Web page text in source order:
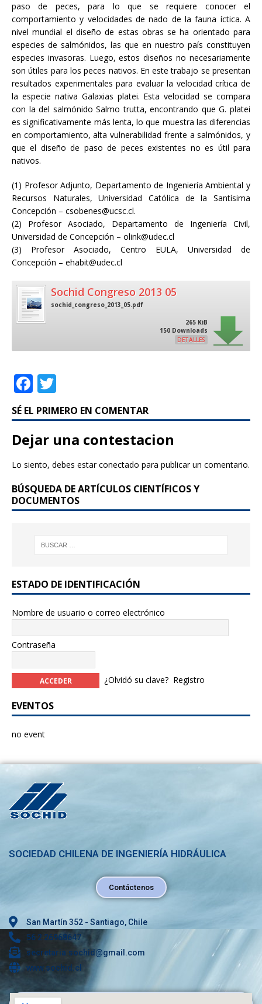
paso de peces, para lo que se requiere conocer el
comportamiento y velocidades de nado de la fauna íctica. A
nivel mundial el diseño de estas obras se ha orientado para
especies de salmónidos, las que en nuestro país constituyen
especies invasoras. Luego, estos diseños no necesariamente
son útiles para los peces nativos. En este trabajo se presentan
resultados experimentales para evaluar la velocidad crítica de
la especie nativa Galaxias platei. Esta velocidad se compara
con la del salmónido Salmo trutta, encontrando que G. platei
es significativamente más lenta, lo que muestra las diferencias
en comportamiento, alta vulnerabilidad frente a salmónidos, y
que el diseño de paso de peces existentes no es útil para
nativos.
(1) Profesor Adjunto, Departamento de Ingeniería Ambiental y
Recursos Naturales, Universidad Católica de la Santísima
Concepción – csobenes@ucsc.cl.
(2) Profesor Asociado, Departamento de Ingeniería Civil,
Universidad de Concepción – olink@udec.cl
(3) Profesor Asociado, Centro EULA, Universidad de
Concepción – ehabit@udec.cl
Sochid Congreso 2013 05
sochid_congreso_2013_05.pdf
265 KiB
150 Downloads
DETALLES
F
a
c
e
b
o
k
w
it
te
r
SÉ EL PRIMERO EN COMENTAR
Dejar una contestacion
Lo siento, debes estarconectado para publicar un comentario.
BÚSQUEDA DE ARTÍCULOS CIENTÍFICOS Y
DOCUMENTOS
ESTADO DE IDENTIFICACIÓN
Nombre de usuario o correo electrónico
Contraseña
¿Olvidó su clave? Registro
EVENTOS
no event
SOCIEDAD CHILENA DE INGENIERÍA HIDRÁULICA
Contáctenos
San Martín 352 - Santiago, Chile
56 2 26968647
secretaria.sochid@gmail.com
www.sochid.cl